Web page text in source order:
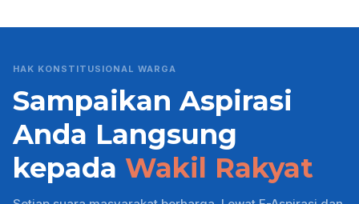
HAK KONSTITUSIONAL WARGA
Sampaikan Aspirasi
Anda Langsung
kepada Wakil Rakyat